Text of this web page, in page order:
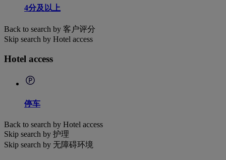
4分及以上
Back to search by 客户评分
Skip search by Hotel access
Hotel access
停车
Back to search by Hotel access
Skip search by 护理
Skip search by 无障碍环境